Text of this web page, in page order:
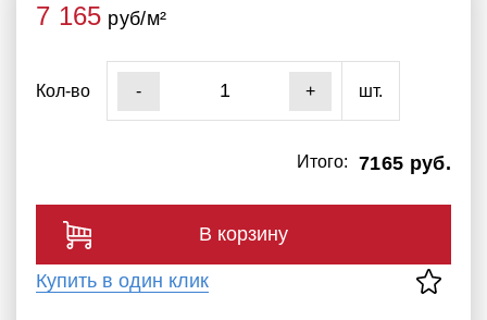
7 165 руб/м²
Кол-во - + шт.
7165 руб.
Итого:
В корзину
Купить в один клик